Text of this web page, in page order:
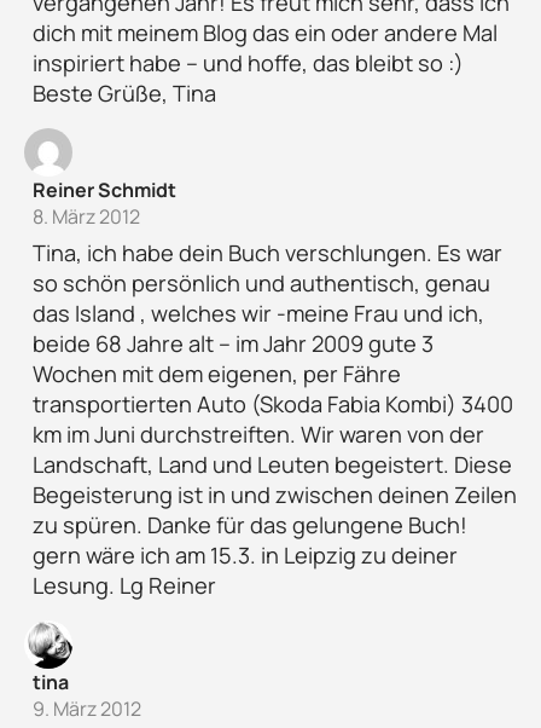
dich mit meinem Blog das ein oder andere Mal
inspiriert habe – und hoffe, das bleibt so :)
Beste Grüße, Tina
Reiner Schmidt
8. März 2012
Tina, ich habe dein Buch verschlungen. Es war
so schön persönlich und authentisch, genau
das Island , welches wir -meine Frau und ich,
beide 68 Jahre alt – im Jahr 2009 gute 3
Wochen mit dem eigenen, per Fähre
transportierten Auto (Skoda Fabia Kombi) 3400
km im Juni durchstreiften. Wir waren von der
Landschaft, Land und Leuten begeistert. Diese
Begeisterung ist in und zwischen deinen Zeilen
zu spüren. Danke für das gelungene Buch!
gern wäre ich am 15.3. in Leipzig zu deiner
Lesung. Lg Reiner
tina
9. März 2012